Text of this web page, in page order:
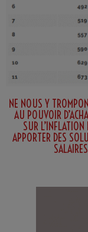
NE NOUS Y
AU POUVOIR
SUR
APPORTER DES